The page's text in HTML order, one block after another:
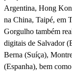
Argentina, Hong
na China, Taipé, em
Gorgulho também
digitais de Salvador
Berna (Suíça),
(Espanha), bem